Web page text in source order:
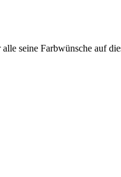
seine Farbwünsche auf